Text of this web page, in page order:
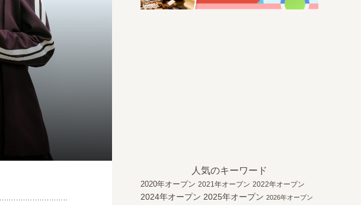
人気のキーワード
2020年オープン 2021年オープン 2022年オープン
2024年オープン 2025年オープン 2026年オープン